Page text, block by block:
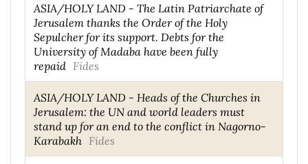
ASIA/HOLY LAND - The Latin Patriarchate of
Jerusalem thanks the Order of the Holy
Sepulcher for its support. Debts for the
University of Madaba have been fully
repaid Fides
ASIA/HOLY LAND - Heads of the Churches in
Jerusalem: the UN and world leaders must
stand up for an end to the conflict in Nagorno-
Karabakh Fides